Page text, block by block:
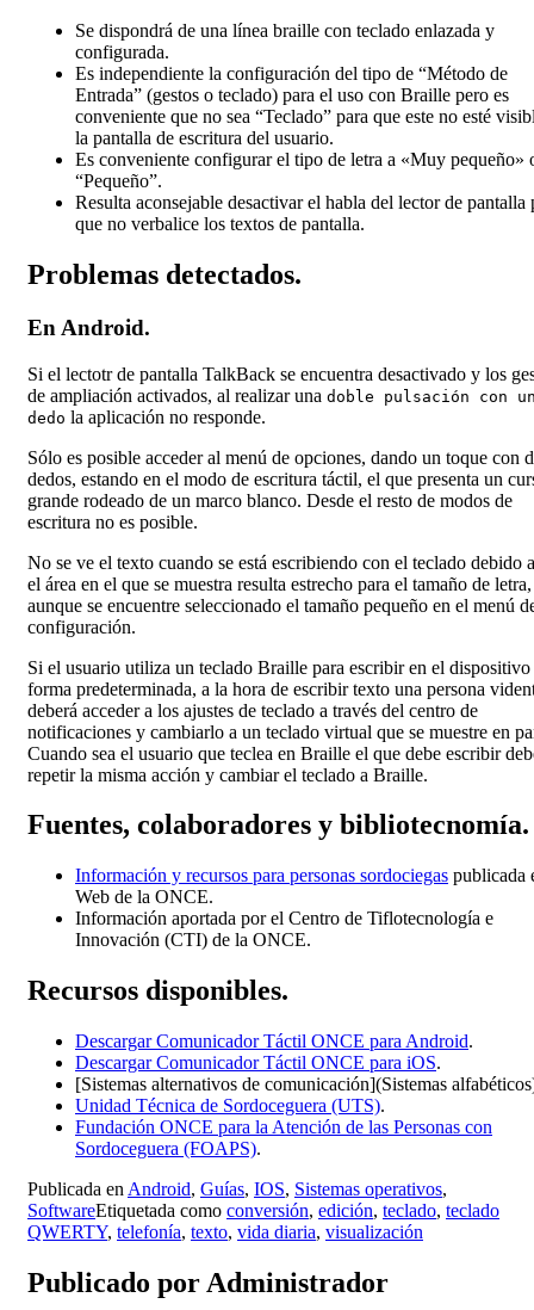
Se dispondrá de una línea braille con teclado enlazada y
configurada.
Es independiente la configuración del tipo de “Método de
Entrada” (gestos o teclado) para el uso con Braille pero es
conveniente que no sea “Teclado” para que este no esté
la pantalla de escritura del usuario.
Es conveniente configurar el tipo de letra a «Muy pequeño»
“Pequeño”.
Resulta aconsejable desactivar el habla del lector de pantalla
que no verbalice los textos de pantalla.
Problemas detectados.
En Android.
Si el lectotr de pantalla TalkBack se encuentra desactivado y los
de ampliación activados, al realizar una doble pulsación con
dedo la aplicación no responde.
Sólo es posible acceder al menú de opciones, dando un toque con
dedos, estando en el modo de escritura táctil, el que presenta un
grande rodeado de un marco blanco. Desde el resto de modos de
escritura no es posible.
No se ve el texto cuando se está escribiendo con el teclado debido
el área en el que se muestra resulta estrecho para el tamaño de letra,
aunque se encuentre seleccionado el tamaño pequeño en el menú
configuración.
Si el usuario utiliza un teclado Braille para escribir en el dispositivo
forma predeterminada, a la hora de escribir texto una persona
deberá acceder a los ajustes de teclado a través del centro de
notificaciones y cambiarlo a un teclado virtual que se muestre en
Cuando sea el usuario que teclea en Braille el que debe escribir
repetir la misma acción y cambiar el teclado a Braille.
Fuentes, colaboradores y bibliotecnomía.
Información y recursos para personas sordociegas publicada
Web de la ONCE.
Información aportada por el Centro de Tiflotecnología e
Innovación (CTI) de la ONCE.
Recursos disponibles.
Descargar Comunicador Táctil ONCE para Android.
Descargar Comunicador Táctil ONCE para iOS.
[Sistemas alternativos de comunicación](Sistemas
Unidad Técnica de Sordoceguera (UTS).
Fundación ONCE para la Atención de las Personas con
Sordoceguera (FOAPS).
Publicada en Android, Guías, IOS, Sistemas operativos,
SoftwareEtiquetada como conversión, edición, teclado, teclado
QWERTY, telefonía, texto, vida diaria, visualización
Publicado por Administrador